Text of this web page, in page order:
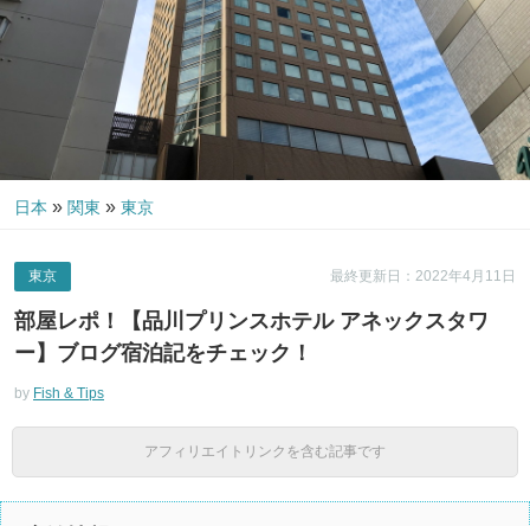
日本 » 関東 » 東京
最終更新日：2022年4月11日
東京
部屋レポ！【品川プリンスホテル アネックスタワ
ー】ブログ宿泊記をチェック！
by Fish & Tips
アフィリエイトリンクを含む記事です